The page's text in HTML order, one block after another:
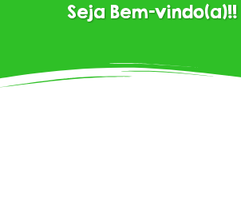
Seja Bem-vindo(a)!!